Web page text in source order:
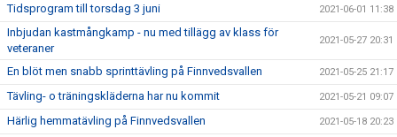
Tidsprogram till torsdag 3 juni 2021-06-01 11:38
Inbjudan kastmångkamp - nu med tillägg av klass för
veteraner
2021-05-27 20:31
En blöt men snabb sprinttävling på Finnvedsvallen 2021-05-25 21:17
Tävling- o träningskläderna har nu kommit 2021-05-21 09:07
Härlig hemmatävling på Finnvedsvallen 2021-05-18 20:23